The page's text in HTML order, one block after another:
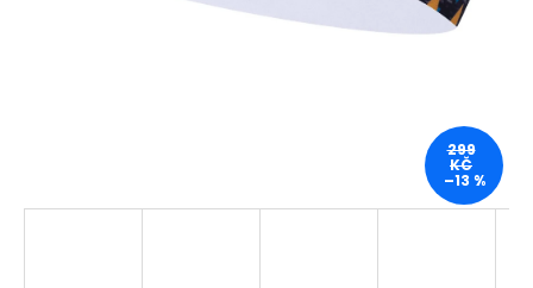
299
KČ
–13 %